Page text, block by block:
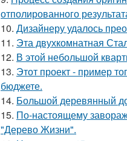
отполированного
10. Дизайнеру удалось
11. Эта двухкомнатная
12. В этой небольшой
13. Этот проект - пример
бюджете.
14. Большой деревянный
15. По-настоящему
"Дерево Жизни".